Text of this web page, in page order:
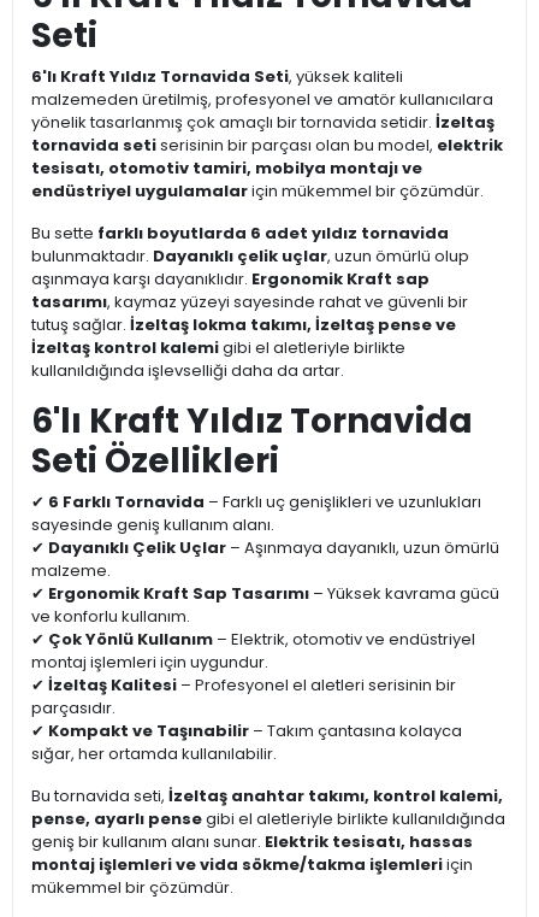
Seti
6'lı Kraft Yıldız Tornavida Seti, yüksek kaliteli
malzemeden üretilmiş, profesyonel ve amatör kullanıcılara
yönelik tasarlanmış çok amaçlı bir tornavida setidir. İzeltaş
tornavida setiserisinin bir parçası olan bu model, elektrik
tesisatı, otomotiv tamiri, mobilya montajı ve
endüstriyel uygulamalariçin mükemmel bir çözümdür.
Bu sette farklı boyutlarda 6 adet yıldız tornavida
bulunmaktadır. Dayanıklı çelik uçlar, uzun ömürlü olup
aşınmaya karşı dayanıklıdır. Ergonomik Kraft sap
tasarımı, kaymaz yüzeyi sayesinde rahat ve güvenli bir
tutuş sağlar. İzeltaş lokma takımı, İzeltaş pense ve
İzeltaş kontrol kalemigibi el aletleriyle birlikte
kullanıldığında işlevselliği daha da artar.
6'lı Kraft Yıldız Tornavida
Seti Özellikleri
✔ 6 Farklı Tornavida – Farklı uç genişlikleri ve uzunlukları
sayesinde geniş kullanım alanı.
✔ Dayanıklı Çelik Uçlar – Aşınmaya dayanıklı, uzun ömürlü
malzeme.
✔ Ergonomik Kraft Sap Tasarımı – Yüksek kavrama gücü
ve konforlu kullanım.
✔ Çok Yönlü Kullanım – Elektrik, otomotiv ve endüstriyel
montaj işlemleri için uygundur.
✔ İzeltaş Kalitesi – Profesyonel el aletleri serisinin bir
parçasıdır.
✔ Kompakt ve Taşınabilir – Takım çantasına kolayca
sığar, her ortamda kullanılabilir.
Bu tornavida seti, İzeltaş anahtar takımı, kontrol kalemi,
pense, ayarlı pensegibi el aletleriyle birlikte kullanıldığında
geniş bir kullanım alanı sunar. Elektrik tesisatı, hassas
montaj işlemleri ve vida sökme/takma işlemleriiçin
mükemmel bir çözümdür.